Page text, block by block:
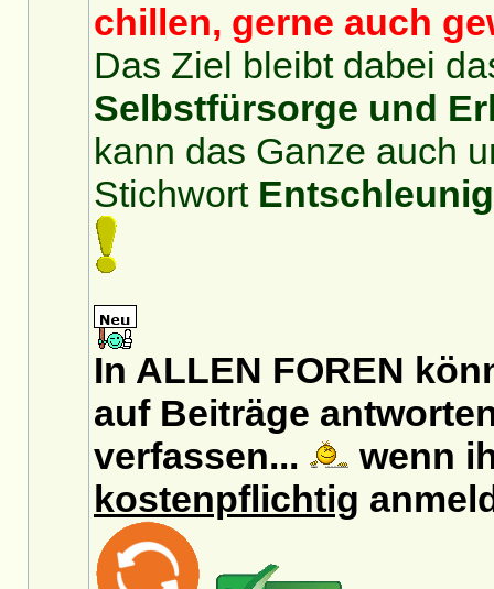
chillen, gerne auch
Das Ziel bleibt dabei
Selbstfürsorge und
kann das Ganze auch
Stichwort
In ALLEN FOREN
auf Beiträge
verfassen...
wenn
kostenpflichtig